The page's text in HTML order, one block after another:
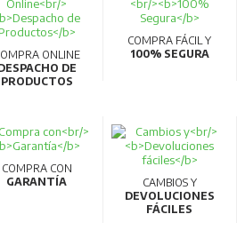
ONLINE
DE
PRODUCTOS
COMPRA FÁCIL Y
100% SEGURA
COMPRA CON
GARANTÍA
CAMBIOS Y
DEVOLUCIONES
FÁCILES